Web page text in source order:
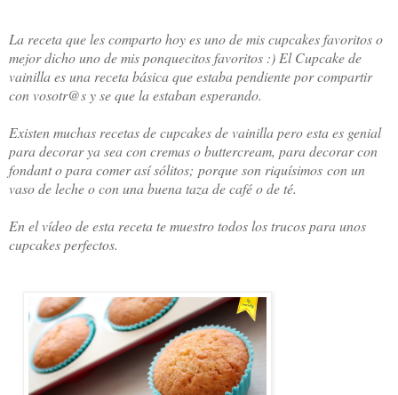
La receta que les comparto hoy es uno de mis cupcakes favoritos o
mejor dicho uno de mis ponquecitos favoritos :) El Cupcake de
vainilla es una receta básica que estaba pendiente por compartir
con vosotr@s y se que la estaban esperando.
Existen muchas recetas de cupcakes de vainilla pero esta es genial
para decorar ya sea con cremas o buttercream, para decorar con
fondant o para comer así sólitos; porque son riquísimos con un
vaso de leche o con una buena taza de café o de té.
En el vídeo de esta receta te muestro todos los trucos para unos
cupcakes perfectos.